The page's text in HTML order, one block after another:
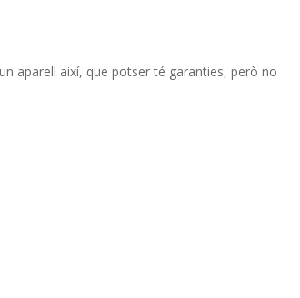
aparell així, que potser té garanties, però no